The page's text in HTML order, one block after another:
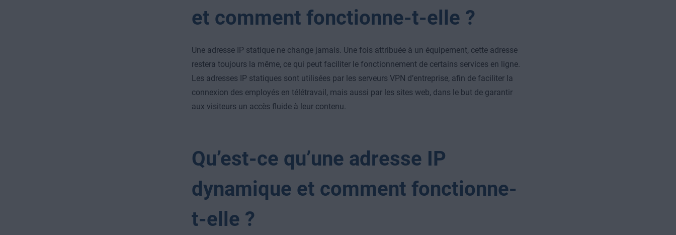
et comment fonctionne-t-elle ?
Une adresse IP statique ne change jamais. Une fois attribuée à un équipement, cette adresse
restera toujours la même, ce qui peut faciliter le fonctionnement de certains services en ligne.
Les adresses IP statiques sont utilisées par les serveurs VPN d’entreprise, afin de faciliter la
connexion des employés en télétravail, mais aussi par les sites web, dans le but de garantir
aux visiteurs un accès fluide à leur contenu.
Qu’est-ce qu’une adresse IP
dynamique et comment fonctionne-
t-elle ?